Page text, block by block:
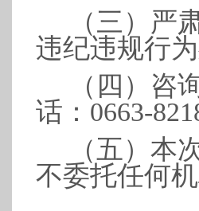
（三）严
违纪违规行
（四）咨
话：0663-
（五）本
不委托任何